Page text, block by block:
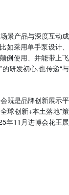
景产品与深度互动成
采用单手泵设计、
倒使用、并能带上飞
研发初心,也传递“与
既是品牌创新展示平
球创新+本土落地”策
年11月进博会花王展